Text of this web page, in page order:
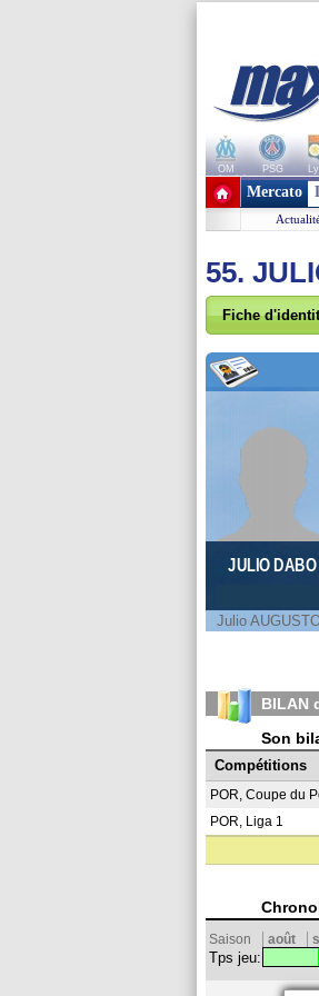
OM PSG
+ de clubs
Mercato
55.
Fiche
JULIO DABO
Julio
BILAN
Son
Compétitions
POR, Coupe du
POR, Liga 1
Saison août
Tps jeu: